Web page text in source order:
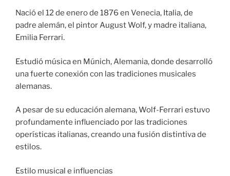
Nació el 12 de enero de 1876 en Venecia, Italia, de
padre alemán, el pintor August Wolf, y madre italiana,
Emilia Ferrari.
Estudió música en Múnich, Alemania, donde desarrolló
una fuerte conexión con las tradiciones musicales
alemanas.
A pesar de su educación alemana, Wolf-Ferrari estuvo
profundamente influenciado por las tradiciones
operísticas italianas, creando una fusión distintiva de
estilos.
Estilo musical e influencias